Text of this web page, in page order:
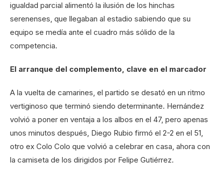
igualdad parcial alimentó la ilusión de los hinchas
serenenses, que llegaban al estadio sabiendo que su
equipo se medía ante el cuadro más sólido de la
competencia.
El arranque del complemento, clave en el marcador
A la vuelta de camarines, el partido se desató en un ritmo
vertiginoso que terminó siendo determinante. Hernández
volvió a poner en ventaja a los albos en el 47, pero apenas
unos minutos después, Diego Rubio firmó el 2-2 en el 51,
otro ex Colo Colo que volvió a celebrar en casa, ahora con
la camiseta de los dirigidos por Felipe Gutiérrez.